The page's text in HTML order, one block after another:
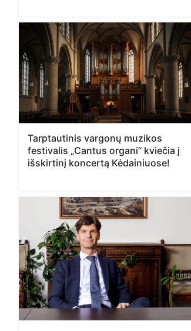
Tarptautinis vargonų muzikos
festivalis „Cantus organi“ kviečia į
išskirtinį koncertą Kėdainiuose!